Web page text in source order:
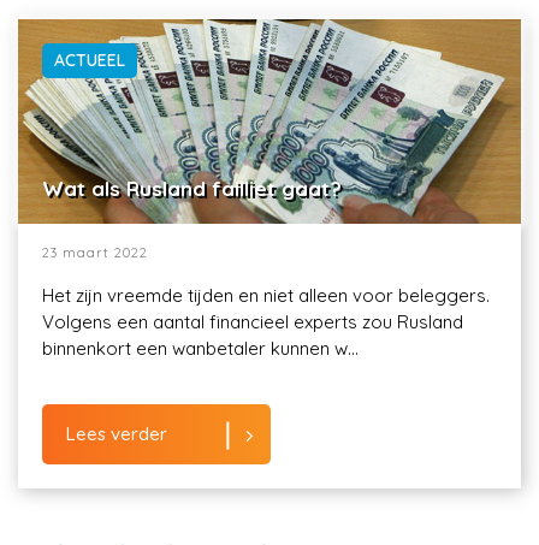
ACTUEEL
Wat als Rusland failliet gaat?
23 maart 2022
Het zijn vreemde tijden en niet alleen voor beleggers.
Volgens een aantal financieel experts zou Rusland
binnenkort een wanbetaler kunnen w...
Lees verder